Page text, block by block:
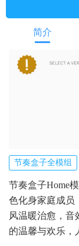
简介
节奏盒子全模组
节奏盒子Home
色化身家庭成员
风温暖治愈，音
的温馨与欢乐，